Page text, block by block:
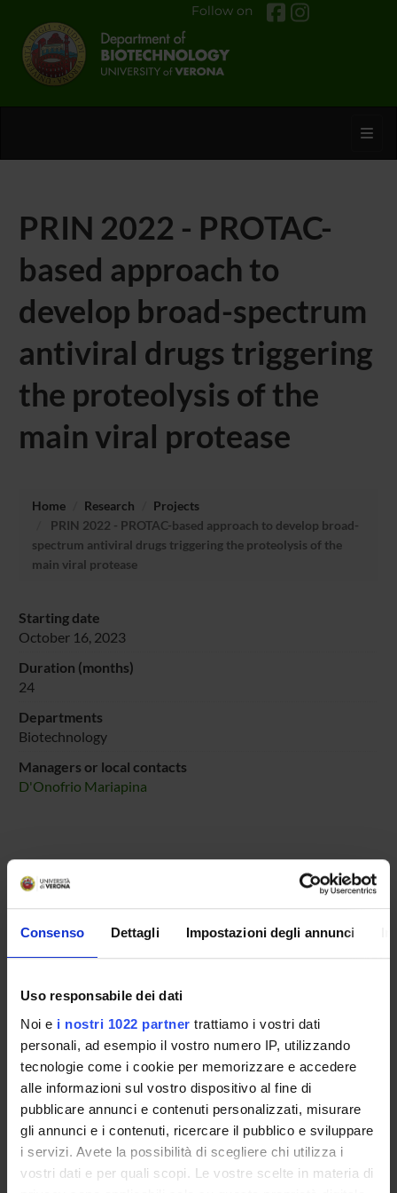
Consenso Dettagli Impostazioni degli annunci
Uso responsabile dei dati
Noi e i nostri 1022 partner trattiamo i vostri dati
personali, ad esempio il vostro numero IP, utilizzando
tecnologie come i cookie per memorizzare e accedere
alle informazioni sul vostro dispositivo al fine di
pubblicare annunci e contenuti personalizzati, misurare
gli annunci e i contenuti, ricercare il pubblico e sviluppare
i servizi. Avete la possibilità di scegliere chi utilizza i
vostri dati e per quali scopi. Le vostre scelte in materia di
Follow on
PRIN 2022 - PROTAC-
based approach to
develop broad-spectrum
antiviral drugs triggering
the proteolysis of the
main viral protease
Home Research
Projects
PRIN 2022 - PROTAC-based approach to develop broad-
spectrum antiviral drugs triggering the proteolysis of the
main viral protease
Starting date
October 16, 2023
Duration (months)
24
Departments
Biotechnology
Managers or local contacts
D'Onofrio Mariapina
PROJECT PARTICIPANTS
Mariapina D'Onofrio
Associate Professor
RESEARCH AREAS INVOLVED IN THE PROJECT
Proteomica strutturale, funzionale e di espressione
Biological chemistry
Proteomica strutturale, funzionale e di espressione
Molecular interactions